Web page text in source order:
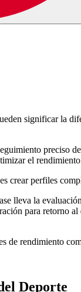
significar la
preciso
el
crear perfiles
lleva la
para retorno
de rendimiento
Deporte